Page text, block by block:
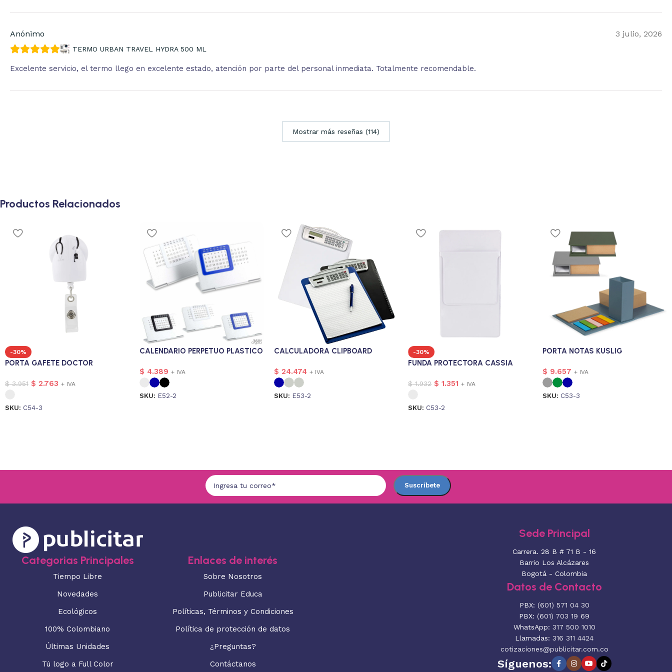
Anónimo 3 julio, 2026
TERMO URBAN TRAVEL HYDRA 500 ML
Excelente servicio, el termo llego en excelente estado, atención por parte del personal inmediata. Totalmente recomendable.
Mostrar más reseñas (114)
Productos Relacionados
-30%
PORTA GAFETE DOCTOR
$3.951 $ 2.763 + IVA
SKU: C54-3
CALENDARIO PERPETUO PLASTICO
$ 4.389 + IVA
SKU: E52-2
CALCULADORA CLIPBOARD
$ 24.474 + IVA
SKU: E53-2
-30%
FUNDA PROTECTORA CASSIA
$1.932 $ 1.351 + IVA
SKU: C53-2
PORTA NOTAS KUSLIG
$ 9.657 + IVA
SKU: C53-3
Categorias Principales
Tiempo Libre
Novedades
Ecológicos
100% Colombiano
Últimas Unidades
Tú logo a Full Color
Enlaces de interés
Sobre Nosotros
Publicitar Educa
Políticas, Términos y Condiciones
Política de protección de datos
¿Preguntas?
Contáctanos
Sede Principal
Carrera. 28 B # 71 B - 16
Barrio Los Alcázares
Bogotá - Colombia
Datos de Contacto
PBX: (601) 571 04 30
PBX: (601) 703 19 69
WhatsApp: 317 500 1010
Llamadas:316 311 4424
cotizaciones@publicitar.com.co
Síguenos: